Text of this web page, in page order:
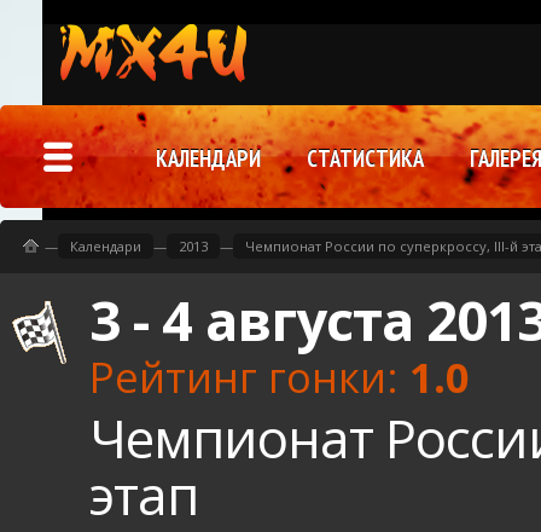
3 - 4 августа
Рейтинг гонки: 1.0
Чемпионат
этап
— Календари — 2013 — Чемпионат России по суперкроссу, III-й
КАЛЕНДАРИ СТАТИСТИКА ГАЛЕРЕЯ